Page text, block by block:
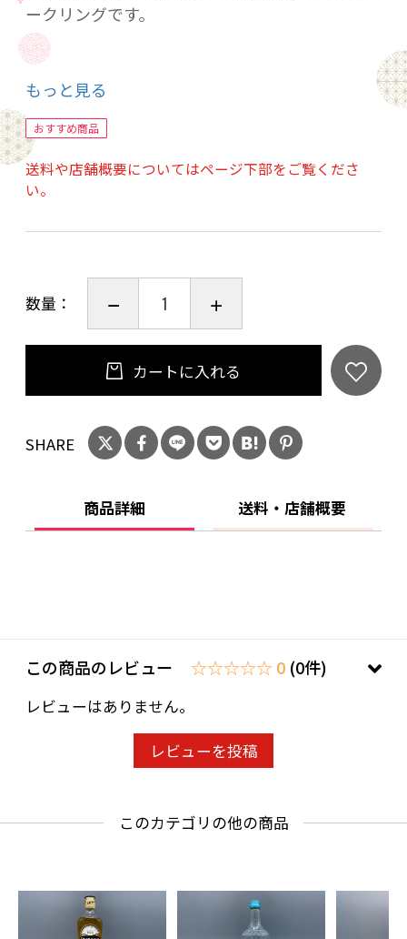
ークリングです。
20歳未満の飲酒は法律で禁止されています。当
店は20歳未満の方への酒類の販売はいたしてお
りません。
ご購入時、「ご注文手続き」画面の「お問い合
わせ欄」に、生年月日を必ず入力してくださ
ことよりモール会員で生年月日登録済みの方
もっと見る
おすすめ商品
送料や店舗概要についてはページ下部をご覧くださ
い。
数量：
カートに入れる
SHARE
商品詳細 送料・店舗概要
この商品のレビュー ☆☆☆☆☆ 0 (0件)
レビューはありません。
レビューを投稿
このカテゴリの他の商品